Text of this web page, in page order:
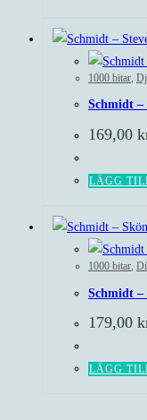
1000 bitar
Schmidt –
169,00
LÄGG
1000 bitar,
Schmidt –
179,00
LÄGG